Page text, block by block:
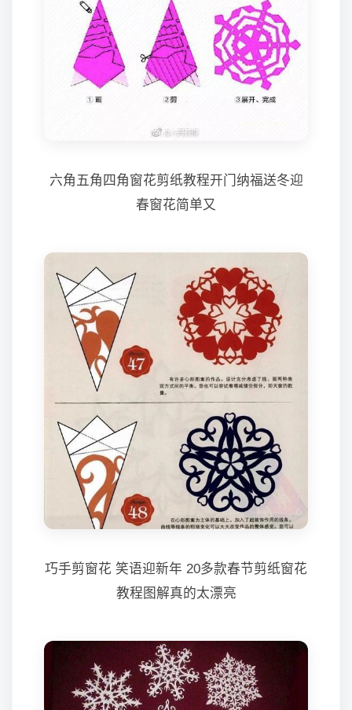
六角五角四角窗花剪纸教程开门纳福送冬迎
春窗花简单又
巧手剪窗花 笑语迎新年 20多款春节剪纸窗花
教程图解真的太漂亮